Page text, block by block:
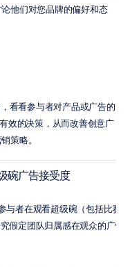
他们对您品牌的偏好和态
看看参与者对产品或广告的
效的决策，从而改善创意广
策略。
碗广告接受度
与者在观看超级碗（包括比赛
假定团队归属感在观众的广告